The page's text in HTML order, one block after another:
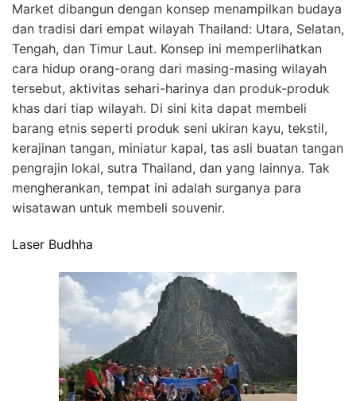
Market dibangun dengan konsep menampilkan budaya
dan tradisi dari empat wilayah Thailand: Utara, Selatan,
Tengah, dan Timur Laut. Konsep ini memperlihatkan
cara hidup orang-orang dari masing-masing wilayah
tersebut, aktivitas sehari-harinya dan produk-produk
khas dari tiap wilayah. Di sini kita dapat membeli
barang etnis seperti produk seni ukiran kayu, tekstil,
kerajinan tangan, miniatur kapal, tas asli buatan tangan
pengrajin lokal, sutra Thailand, dan yang lainnya. Tak
mengherankan, tempat ini adalah surganya para
wisatawan untuk membeli souvenir.
Laser Budhha